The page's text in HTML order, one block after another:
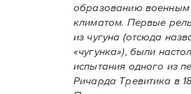
образованию
климатом. Первые
из чугуна (отсюда
«чугунка»), были
испытания одного из
Ричарда Тревитика в